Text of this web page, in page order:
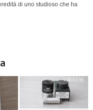
di uno studioso che ha